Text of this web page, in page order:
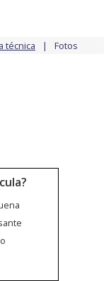
técnica Fotos